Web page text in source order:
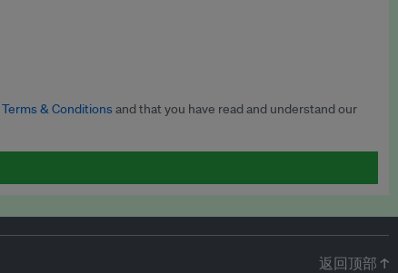
Terms & Conditionsand that you have read and understand our
返回顶部 ↑